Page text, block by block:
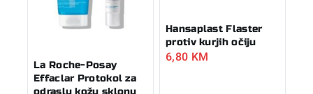
La Roche-Posay
Effaclar Protokol za
Hansaplast Flaster
protiv kurjih očiju
6,80 KM